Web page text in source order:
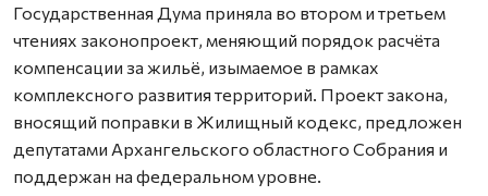
Государственная Дума приняла во втором и третьем
чтениях законопроект, меняющий порядок расчёта
компенсации за жильё, изымаемое в рамках
комплексного развития территорий. Проект закона,
вносящий поправки в Жилищный кодекс, предложен
депутатами Архангельского областного Собрания и
поддержан на федеральном уровне.